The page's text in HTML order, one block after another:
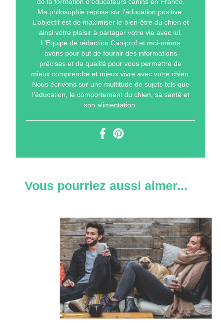
Ma philosophie repose sur l’éducation positive.
L’objectif est de maximiser le bien-être du chien et
ainsi votre plaisir à partager votre vie avec lui.
L’Equipe de rédaction Caniprof et moi-même
avons pour but de fournir des informations
précises et de qualité pour vous permettre de
mieux comprendre et mieux vivre avec votre chien.
Nous écrivons sur une multitude de sujets tels que
l’éducation, le comportement du chien, sa santé et
son alimentation.
Vous pourriez aussi aimer...